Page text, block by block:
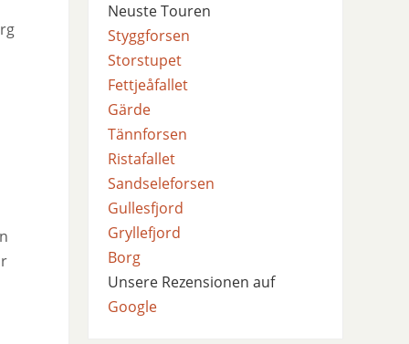
Neuste Touren
Styggforsen
Storstupet
Fettjeåfallet
Gärde
Tännforsen
Ristafallet
Sandseleforsen
Gullesfjord
Gryllefjord
Borg
Unsere Rezensionen auf
Google